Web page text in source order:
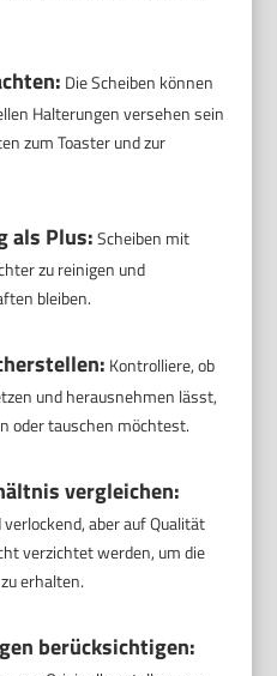
Die Scheiben können
Halterungen versehen sein
zum Toaster und zur
als Plus:Scheiben mit
zu reinigen und
bleiben.
Kontrolliere, ob
und herausnehmen lässt,
oder tauschen möchtest.
vergleichen:
aber auf Qualität
verzichtet werden, um die
erhalten.
berücksichtigen: